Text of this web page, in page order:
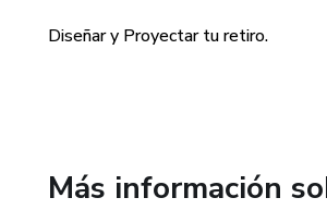
Diseñar y Proyectar tu retiro.
Más información